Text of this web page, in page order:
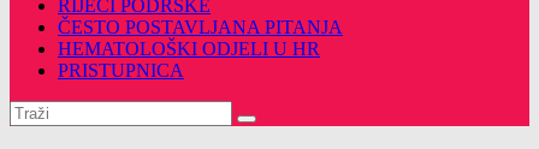
RIJEČI PODRŠKE
ČESTO POSTAVLJANA PITANJA
HEMATOLOŠKI ODJELI U HR
PRISTUPNICA